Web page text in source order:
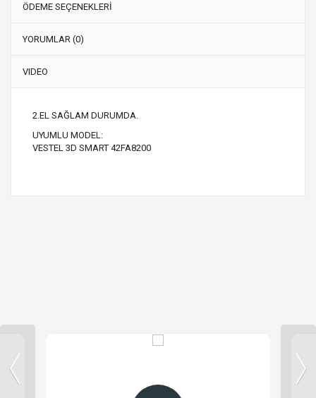
ÖDEME SEÇENEKLERİ
YORUMLAR (0)
VIDEO
2.EL SAĞLAM DURUMDA.
UYUMLU MODEL:
VESTEL 3D SMART 42FA8200